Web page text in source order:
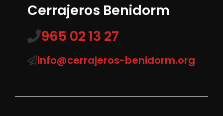
Cerrajeros Benidorm
965 02 13 27
info@cerrajeros-benidorm.org